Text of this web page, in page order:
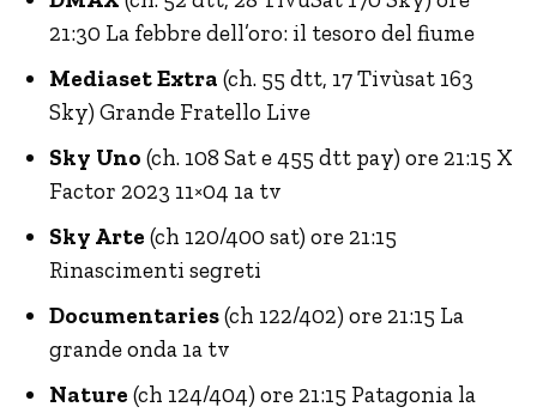
21:30 La febbre dell’oro: il tesoro del fiume
Mediaset Extra (ch. 55 dtt, 17 Tivùsat 163
Sky) Grande Fratello Live
Sky Uno (ch. 108 Sat e 455 dtt pay) ore 21:15 X
Factor 2023 11×04 1a tv
Sky Arte (ch 120/400 sat) ore 21:15
Rinascimenti segreti
Documentaries(ch 122/402) ore 21:15 La
grande onda 1a tv
Nature (ch 124/404) ore 21:15 Patagonia la